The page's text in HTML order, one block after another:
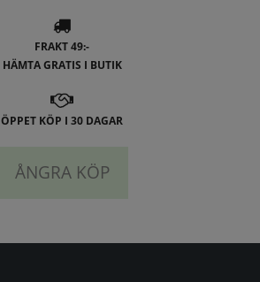
FRAKT 49:-
HÄMTA GRATIS I BUTIK
ÖPPET KÖP I 30 DAGAR
ÅNGRA KÖP